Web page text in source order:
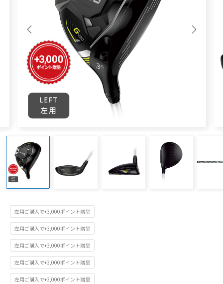
左用ご購入で+3,000ポイント贈呈
左用ご購入で+3,000ポイント贈呈
左用ご購入で+3,000ポイント贈呈
左用ご購入で+3,000ポイント贈呈
左用ご購入で+3,000ポイント贈呈